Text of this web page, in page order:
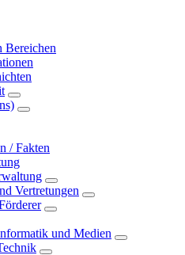
Bereichen
/ Fakten
Vertretungen
und Medien